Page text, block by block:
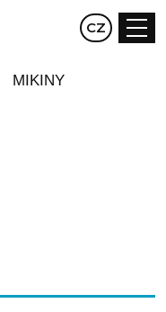
EN DE
CZ
MIKINY